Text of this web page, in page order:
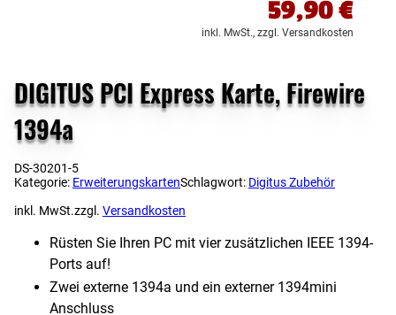
59,90€
inkl. MwSt., zzgl. Versandkosten
DIGITUS PCI Express Karte, Firewire
1394a
DS-30201-5
Kategorie: ErweiterungskartenSchlagwort: Digitus Zubehör
inkl. MwSt.zzgl. Versandkosten
Rüsten Sie Ihren PC mit vier zusätzlichen IEEE 1394-
Ports auf!
Zwei externe 1394a und ein externer 1394mini
Anschluss